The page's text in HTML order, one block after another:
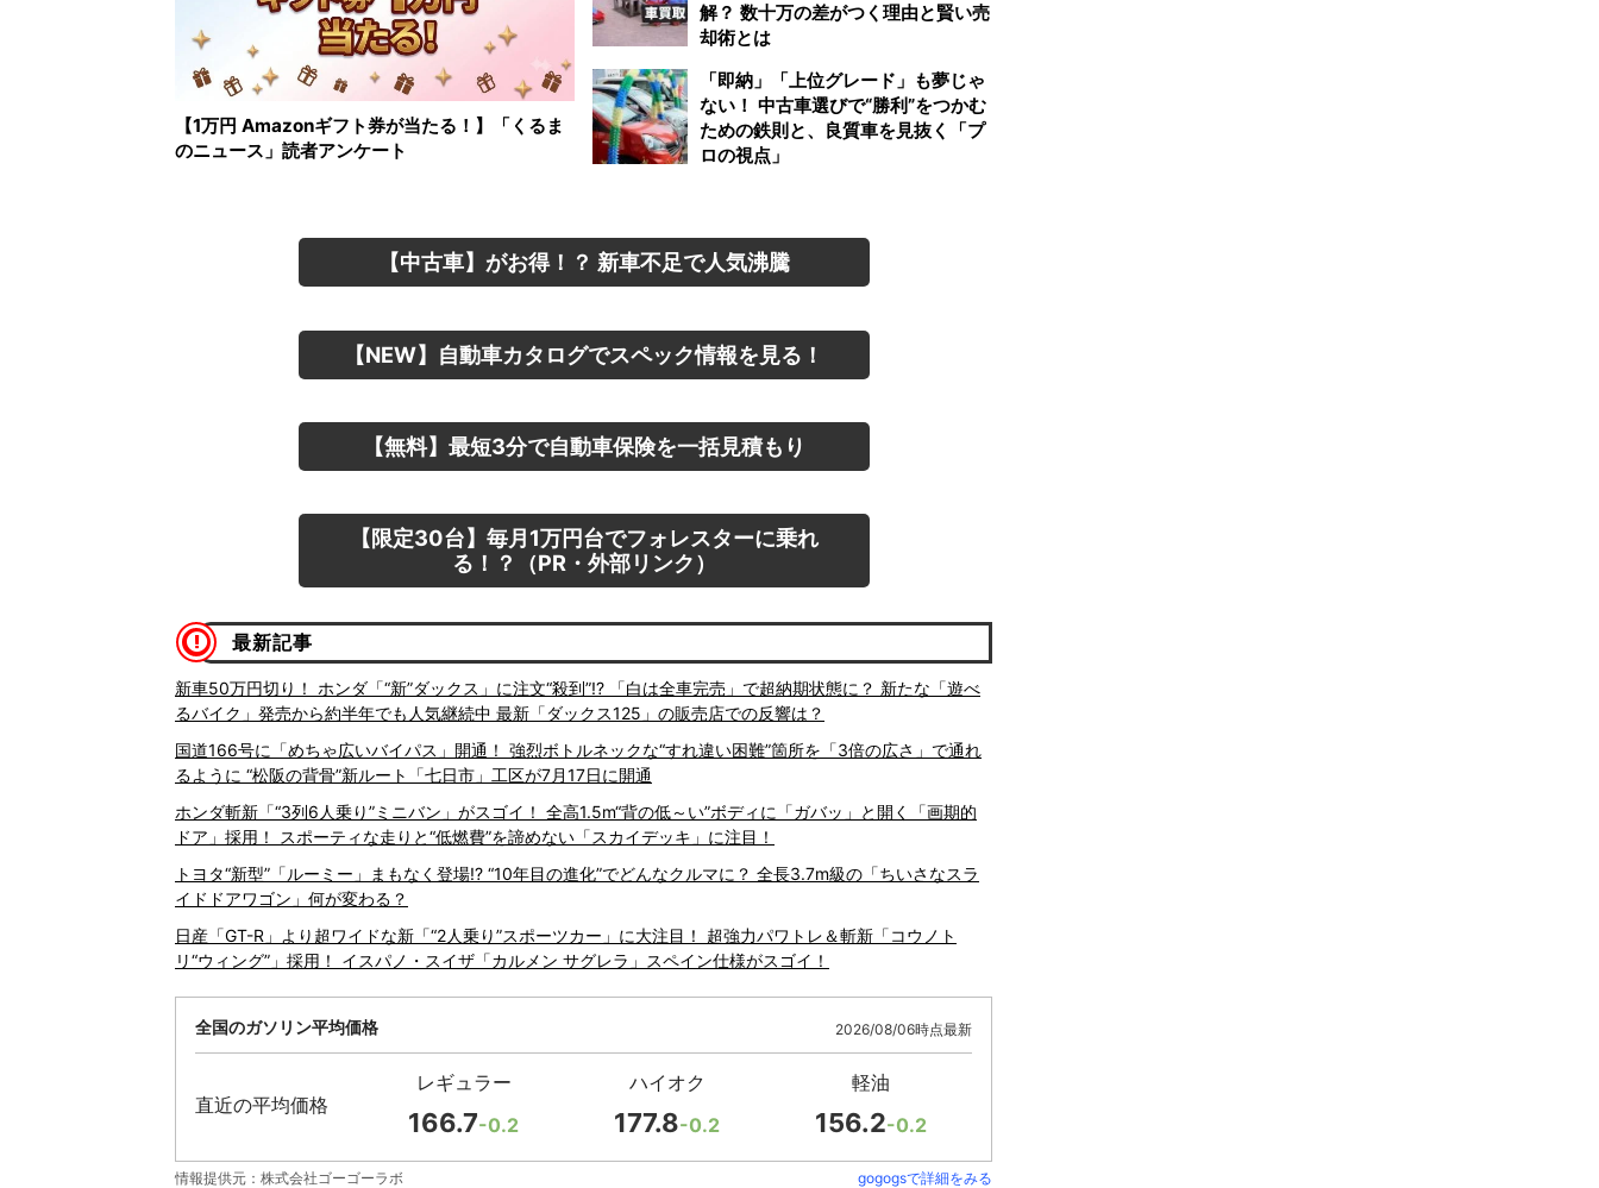
【1万円 Amazonギフト券が当たる！】「くるま
のニュース」読者アンケート
解？ 数十万の差がつく理由と賢い売
却術とは
「即納」「上位グレード」も夢じゃ
ない！ 中古車選びで“勝利”をつかむ
ための鉄則と、良質車を見抜く「プ
ロの視点」
【中古車】がお得！？ 新車不足で人気沸騰
【NEW】自動車カタログでスペック情報を見る！
【無料】最短3分で自動車保険を一括見積もり
【限定30台】毎月1万円台でフォレスターに乗れ
る！？（PR・外部リンク）
最新記事
新車50万円切り！ ホンダ「“新”ダックス」に注文“殺到”!? 「白は全車完売」で超納期状態に？ 新たな「遊べ
るバイク」発売から約半年でも人気継続中 最新「ダックス125」の販売店での反響は？
国道166号に「めちゃ広いバイパス」開通！ 強烈ボトルネックな“すれ違い困難”箇所を「3倍の広さ」で通れ
るように “松阪の背骨”新ルート「七日市」工区が7月17日に開通
ホンダ斬新「“3列6人乗り”ミニバン」がスゴイ！ 全高1.5m“背の低～い”ボディに「ガバッ」と開く「画期的
ドア」採用！ スポーティな走りと“低燃費”を諦めない「スカイデッキ」に注目！
トヨタ“新型”「ルーミー」まもなく登場!? “10年目の進化”でどんなクルマに？ 全長3.7m級の「ちいさなスラ
イドドアワゴン」何が変わる？
日産「GT-R」より超ワイドな新「“2人乗り”スポーツカー」に大注目！ 超強力パワトレ＆斬新「コウノト
リ“ウィング”」採用！ イスパノ・スイザ「カルメン サグレラ」スペイン仕様がスゴイ！
全国のガソリン平均価格 2026/08/06時点最新
直近の平均価格
レギュラー
166.7-0.2
ハイオク
177.8-0.2
軽油
156.2-0.2
情報提供元：株式会社ゴーゴーラボ gogogsで詳細をみる